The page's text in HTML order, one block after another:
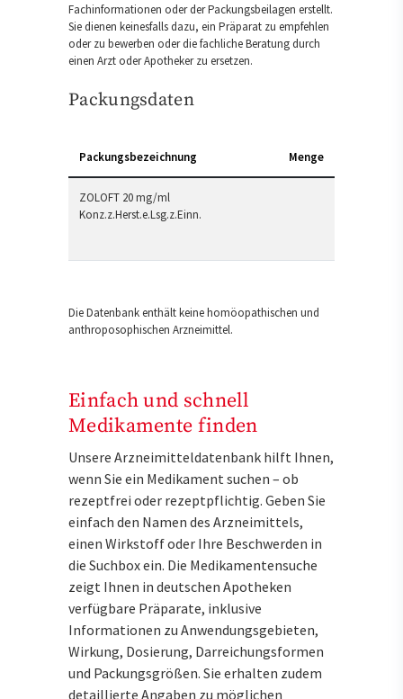
Fachinformationen oder der Packungsbeilagen erstellt.
Sie dienen keinesfalls dazu, ein Präparat zu empfehlen
oder zu bewerben oder die fachliche Beratung durch
einen Arzt oder Apotheker zu ersetzen.
Packungsdaten
Packungsbezeichnung Menge
ZOLOFT 20 mg/ml
Konz.z.Herst.e.Lsg.z.Einn.
Die Datenbank enthält keine homöopathischen und
anthroposophischen Arzneimittel.
Einfach und schnell
Medikamente finden
Unsere Arzneimitteldatenbank hilft Ihnen,
wenn Sie ein Medikament suchen – ob
rezeptfrei oder rezeptpflichtig. Geben Sie
einfach den Namen des Arzneimittels,
einen Wirkstoff oder Ihre Beschwerden in
die Suchbox ein. Die Medikamentensuche
zeigt Ihnen in deutschen Apotheken
verfügbare Präparate, inklusive
Informationen zu Anwendungsgebieten,
Wirkung, Dosierung, Darreichungsformen
und Packungsgrößen. Sie erhalten zudem
detaillierte Angaben zu möglichen